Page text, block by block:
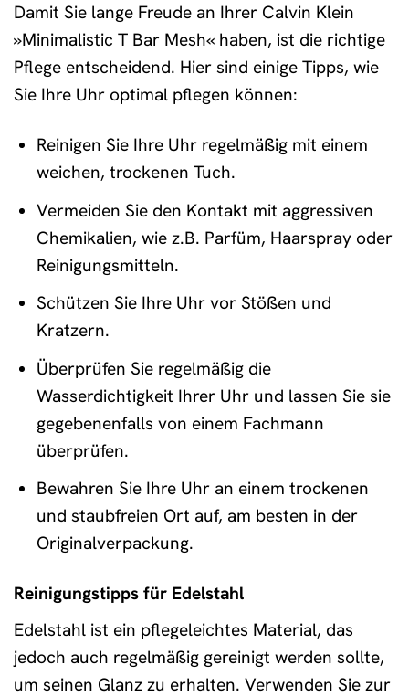
Damit Sie lange Freude an Ihrer Calvin Klein
»Minimalistic T Bar Mesh« haben, ist die richtige
Pflege entscheidend. Hier sind einige Tipps, wie
Sie Ihre Uhr optimal pflegen können:
Reinigen Sie Ihre Uhr regelmäßig mit einem
weichen, trockenen Tuch.
Vermeiden Sie den Kontakt mit aggressiven
Chemikalien, wie z.B. Parfüm, Haarspray oder
Reinigungsmitteln.
Schützen Sie Ihre Uhr vor Stößen und
Kratzern.
Überprüfen Sie regelmäßig die
Wasserdichtigkeit Ihrer Uhr und lassen Sie sie
gegebenenfalls von einem Fachmann
überprüfen.
Bewahren Sie Ihre Uhr an einem trockenen
und staubfreien Ort auf, am besten in der
Originalverpackung.
Reinigungstipps für Edelstahl
Edelstahl ist ein pflegeleichtes Material, das
jedoch auch regelmäßig gereinigt werden sollte,
um seinen Glanz zu erhalten. Verwenden Sie zur